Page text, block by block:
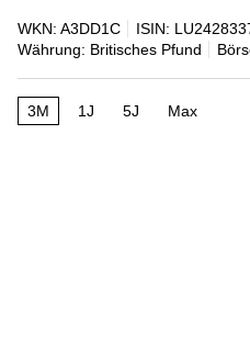
WKN: A3DD1C ISIN:
Währung: Britisches Pfund
3M 1J 5J Max